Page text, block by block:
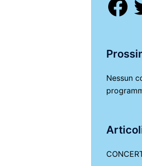
Nessun